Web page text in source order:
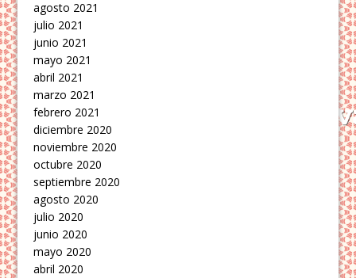
agosto 2021
julio 2021
junio 2021
mayo 2021
abril 2021
marzo 2021
febrero 2021
diciembre 2020
noviembre 2020
octubre 2020
septiembre 2020
agosto 2020
julio 2020
junio 2020
mayo 2020
abril 2020